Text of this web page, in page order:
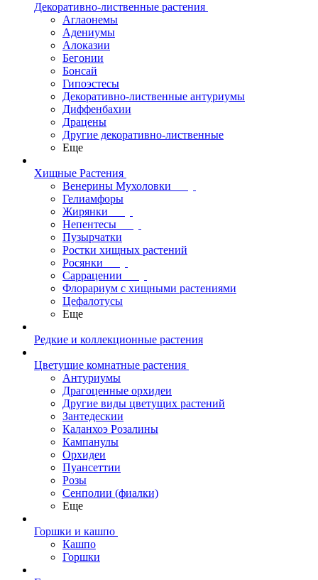
Декоративно-лиственные растения
Аглаонемы
Адениумы
Алоказии
Бегонии
Бонсай
Гипоэстесы
Декоративно-лиственные антуриумы
Диффенбахии
Драцены
Другие декоративно-лиственные
Еще
Хищные Растения
Венерины Мухоловки
Гелиамфоры
Жирянки
Непентесы
Пузырчатки
Ростки хищных растений
Росянки
Саррацении
Флорариум с хищными растениями
Цефалотусы
Еще
Редкие и коллекционные растения
Цветущие комнатные растения
Антуриумы
Драгоценные орхидеи
Другие виды цветущих растений
Зантедескии
Каланхоэ Розалины
Кампанулы
Орхидеи
Пуансеттии
Розы
Сенполии (фиалки)
Еще
Горшки и кашпо
Кашпо
Горшки